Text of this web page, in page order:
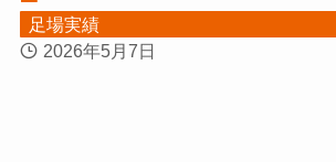
足場実績
2026年5月7日